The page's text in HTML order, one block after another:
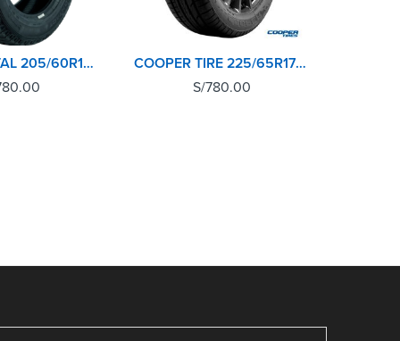
CONTINENTAL 205/60R15 91H CROSSCONTACT AT
COOPER TIRE 225/65R17 102H EVOLUTION SPORT
S/780.00